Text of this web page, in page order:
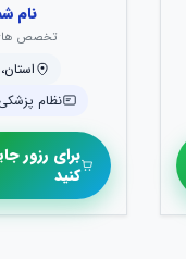
نام
تخصص
نظام پزشکی:
برای رزور
کنید